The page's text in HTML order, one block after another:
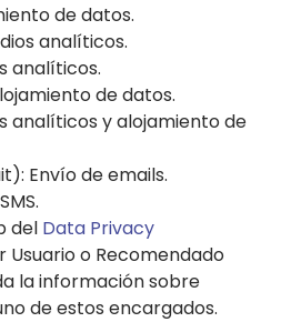
de datos.
analíticos.
analíticos.
de datos.
analíticos y alojamiento de
Envío de emails.
del Data Privacy
Usuario o Recomendado
la información sobre
de estos encargados.